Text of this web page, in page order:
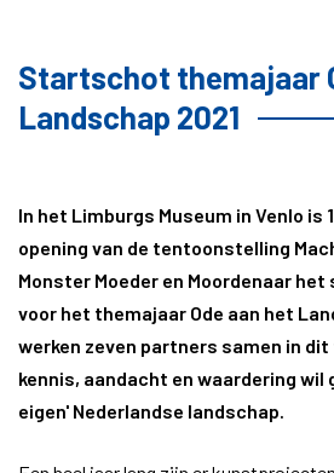
Startschot themajaar
Landschap 2021
In het Limburgs Museum in Venlo is
opening van de tentoonstelling
Monster Moeder en Moordenaar
voor het themajaar Ode aan het
werken zeven partners samen in
kennis, aandacht en waardering wil
eigen' Nederlandse landschap.